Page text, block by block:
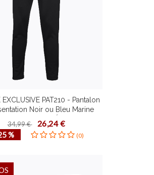
EXCLUSIVE PAT210 - Pantalon
Noir ou Bleu Marine
Enfant Taille Élastiquée
Tailles Idéal Loisirs
34,99 € 26,24 €
% (0)